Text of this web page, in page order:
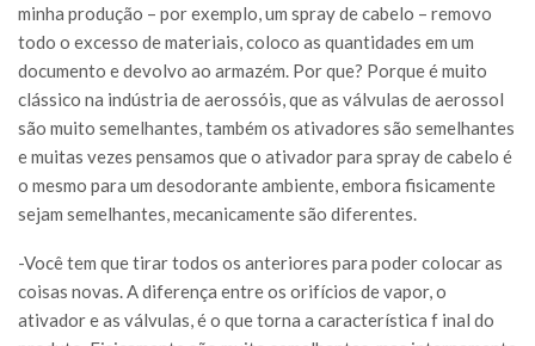
minha produção – por exemplo, um spray de cabelo – removo
todo o excesso de materiais, coloco as quantidades em um
documento e devolvo ao armazém. Por que? Porque é muito
clássico na indústria de aerossóis, que as válvulas de aerossol
são muito semelhantes, também os ativadores são semelhantes
e muitas vezes pensamos que o ativador para spray de cabelo é
o mesmo para um desodorante ambiente, embora fisicamente
sejam semelhantes, mecanicamente são diferentes.
-Você tem que tirar todos os anteriores para poder colocar as
coisas novas. A diferença entre os orifícios de vapor, o
ativador e as válvulas, é o que torna a característica f inal do